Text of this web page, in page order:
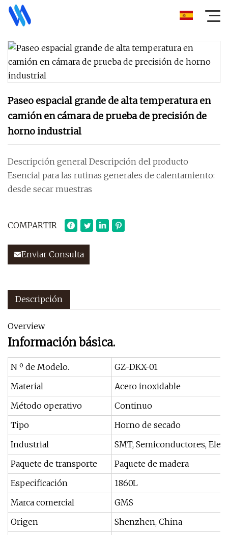
Paseo espacial grande de alta temperatura en
camión en cámara de prueba de precisión de
horno industrial
Descripción general Descripción del producto
Esencial para las rutinas generales de calentamiento:
desde secar muestras
COMPARTIR
Enviar Consulta
Descripción
Overview
Información básica.
N º de Modelo.
GZ-DKX-01
Material
Acero inoxidable
Método operativo
Continuo
Tipo
Horno de secado
Industrial
SMT, Semiconductores,
Paquete de transporte
Paquete de madera
Especificación
1860L
Marca comercial
GMS
Origen
Shenzhen, China